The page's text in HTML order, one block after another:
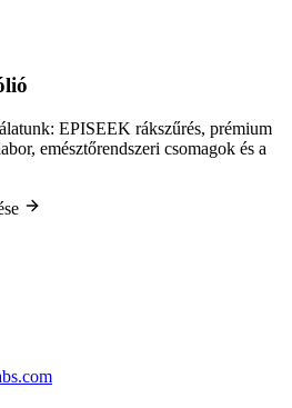
EPISEEK rákszűrés, prémium
emésztőrendszeri csomagok és a